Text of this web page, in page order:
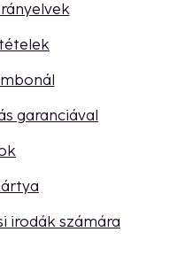
garanciával
irodák számára